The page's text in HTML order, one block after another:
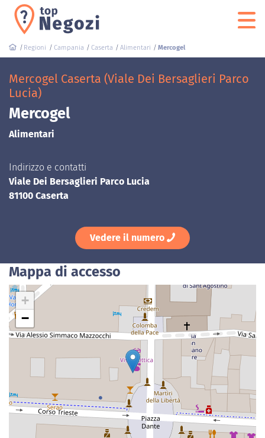
Regioni Campania Caserta Alimentari Mercogel
Mercogel Caserta (Viale Dei Bersaglieri Parco
Lucia)
Mercogel
Alimentari
Indirizzo e contatti
Viale Dei Bersaglieri Parco Lucia
81100 Caserta
Vedere il numero
Mappa di accesso
+
−